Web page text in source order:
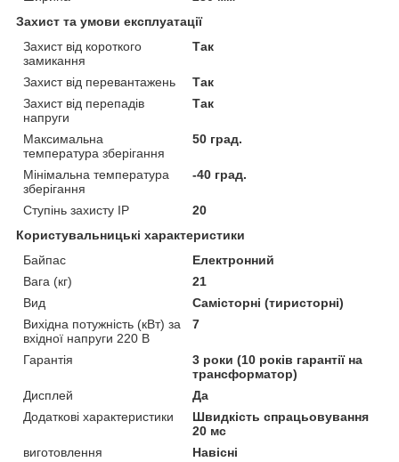
Захист та умови експлуатації
Захист від короткого
замикання
Так
Захист від перевантажень
Так
Захист від перепадів
напруги
Так
Максимальна
температура зберігання
50 град.
Мінімальна температура
зберігання
-40 град.
Ступінь захисту IP
20
Користувальницькі характеристики
Байпас
Електронний
Вага (кг)
21
Вид
Самісторні (тиристорні)
Вихідна потужність (кВт) за
вхідної напруги 220 В
7
Гарантія
3 роки (10 років гарантії на
трансформатор)
Дисплей
Да
Додаткові характеристики
Швидкість спрацьовування
20 мс
виготовлення
Навісні